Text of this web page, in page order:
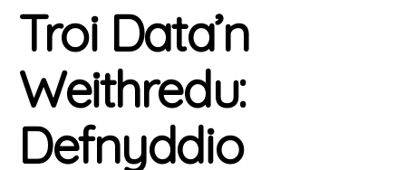
Troi Data’n
Weithredu:
Defnyddio